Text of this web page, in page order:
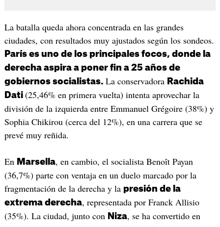
La batalla queda ahora concentrada en las grandes
ciudades, con resultados muy ajustados según los sondeos.
París es uno de los principales focos, donde la
derecha aspira a poner fin a 25 años de
gobiernos socialistas. La conservadora Rachida
Dati (25,46% en primera vuelta) intenta aprovechar la
división de la izquierda entre Emmanuel Grégoire (38%) y
Sophia Chikirou (cerca del 12%), en una carrera que se
prevé muy reñida.
En Marsella, en cambio, el socialista Benoît Payan
(36,7%) parte con ventaja en un duelo marcado por la
fragmentación de la derecha y la presión de la
extrema derecha, representada por Franck Allisio
(35%). La ciudad, junto con Niza, se ha convertido en